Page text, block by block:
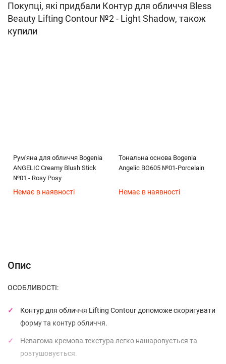
Покупці, які придбали Контур для обличчя Bless
Beauty Lifting Contour №2 - Light Shadow, також
купили
Рум'яна для обличчя Bogenia
ANGELIC Creamy Blush Stick
№01 - Rosy Posy
Немає в наявності
Тональна основа Bogenia
Angelic BG605 №01-Porcelain
Немає в наявності
Опис
ОСОБЛИВОСТІ:
Контур для обличчя Lifting Contour допоможе скоригувати
форму та контур обличчя.
Невагома кремова текстура легко нашаровується та
розтушовується.